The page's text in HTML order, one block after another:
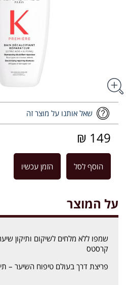
שאל אותנו על מוצר זה
149 ₪
הוסף לסל הזמן עכשיו
על המוצר
קרסטס
פריצת דרך בעולם טיפוח השיער –